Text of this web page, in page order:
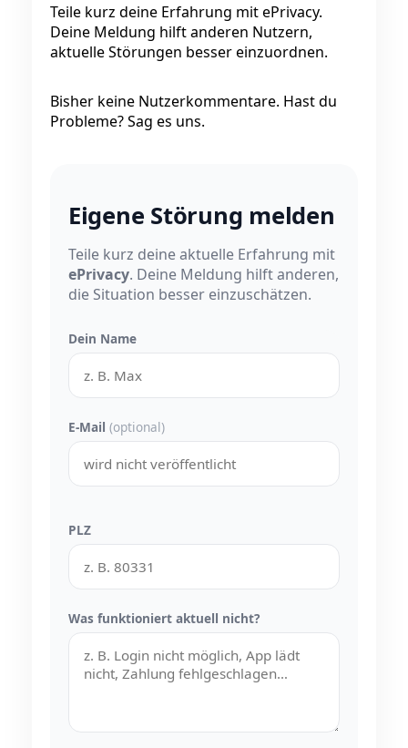
Teile kurz deine Erfahrung mit ePrivacy.
Deine Meldung hilft anderen Nutzern,
aktuelle Störungen besser einzuordnen.
Bisher keine Nutzerkommentare. Hast du
Probleme? Sag es uns.
Eigene Störung melden
Teile kurz deine aktuelle Erfahrung mit
ePrivacy. Deine Meldung hilft anderen,
die Situation besser einzuschätzen.
Dein Name
E-Mail (optional)
PLZ
Was funktioniert aktuell nicht?